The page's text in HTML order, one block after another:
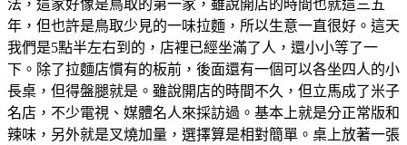
法，這家好像是鳥取的第一家，雖說開店的時間也就這三五
年，但也許是鳥取少見的一味拉麵，所以生意一直很好。這天
我們是5點半左右到的，店裡已經坐滿了人，還小小等了一
下。除了拉麵店慣有的板前，後面還有一個可以各坐四人的小
長桌，但得盤腿就是。雖說開店的時間不久，但立馬成了米子
名店，不少電視、媒體名人來採訪過。基本上就是分正常版和
辣味，另外就是叉燒加量，選擇算是相對簡單。桌上放著一張